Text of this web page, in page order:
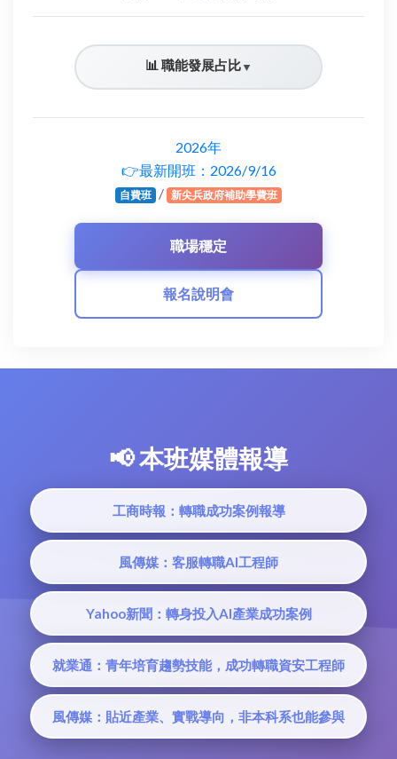
📊 職能發展占比▼
2026年
👉最新開班：2026/9/16
自費班 / 新尖兵政府補助學費班
報名說明會
📢 本班媒體報導
工商時報：轉職成功案例報導
風傳媒：客服轉職AI工程師
Yahoo新聞：轉身投入AI產業成功案例
就業通：青年培育趨勢技能，成功轉職資安工程師
風傳媒：貼近產業、實戰導向，非本科系也能參與